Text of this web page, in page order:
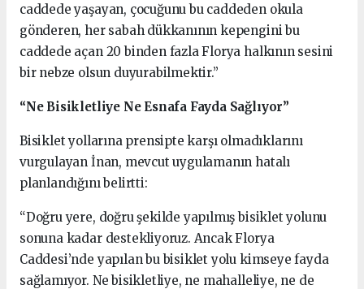
caddede yaşayan, çocuğunu bu caddeden okula
gönderen, her sabah dükkanının kepengini bu
caddede açan 20 binden fazla Florya halkının sesini
bir nebze olsun duyurabilmektir.”
“Ne Bisikletliye Ne Esnafa Fayda Sağlıyor”
Bisiklet yollarına prensipte karşı olmadıklarını
vurgulayan İnan, mevcut uygulamanın hatalı
planlandığını belirtti:
“Doğru yere, doğru şekilde yapılmış bisiklet yolunu
sonuna kadar destekliyoruz. Ancak Florya
Caddesi’nde yapılan bu bisiklet yolu kimseye fayda
sağlamıyor. Ne bisikletliye, ne mahalleliye, ne de